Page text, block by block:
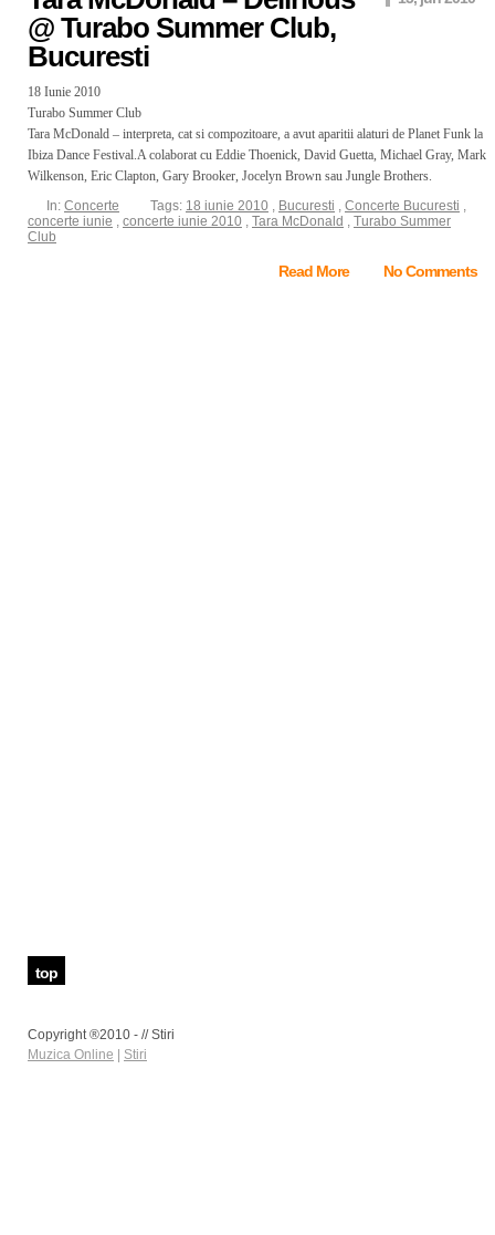
@ Turabo Summer Club,
Bucuresti
18 Iunie 2010
Turabo Summer Club
Tara McDonald – interpreta, cat si compozitoare, a avut aparitii alaturi de Planet Funk la
Ibiza Dance Festival.A colaborat cu Eddie Thoenick, David Guetta, Michael Gray, Mark
Wilkenson, Eric Clapton, Gary Brooker, Jocelyn Brown sau Jungle Brothers.
In: Concerte Tags: 18 iunie 2010 , Bucuresti , Concerte Bucuresti ,
concerte iunie , concerte iunie 2010 , Tara McDonald , Turabo Summer
Club
Read More No Comments
top
Copyright ®2010 - // Stiri
Muzica Online
Stiri